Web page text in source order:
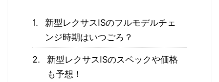
新型レクサスISのフルモデルチェ
ンジ時期はいつごろ？
新型レクサスISのスペックや価格
も予想！